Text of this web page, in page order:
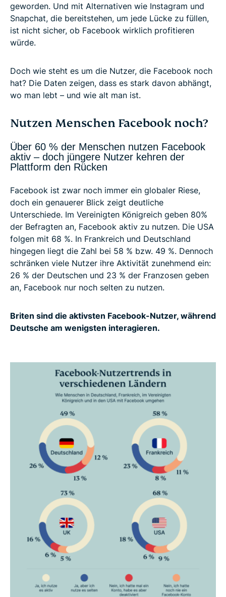
geworden. Und mit Alternativen wie Instagram und
Snapchat, die bereitstehen, um jede Lücke zu füllen,
ist nicht sicher, ob Facebook wirklich profitieren
würde.
Doch wie steht es um die Nutzer, die Facebook noch
hat? Die Daten zeigen, dass es stark davon abhängt,
wo man lebt – und wie alt man ist.
Nutzen Menschen Facebook noch?
Über 60 % der Menschen nutzen Facebook
aktiv – doch jüngere Nutzer kehren der
Plattform den Rücken
Facebook ist zwar noch immer ein globaler Riese,
doch ein genauerer Blick zeigt deutliche
Unterschiede. Im Vereinigten Königreich geben 80%
der Befragten an, Facebook aktiv zu nutzen. Die USA
folgen mit 68 %. In Frankreich und Deutschland
hingegen liegt die Zahl bei 58 % bzw. 49 %. Dennoch
schränken viele Nutzer ihre Aktivität zunehmend ein:
26 % der Deutschen und 23 % der Franzosen geben
an, Facebook nur noch selten zu nutzen.
Briten sind die aktivsten Facebook-Nutzer, während
Deutsche am wenigsten interagieren.